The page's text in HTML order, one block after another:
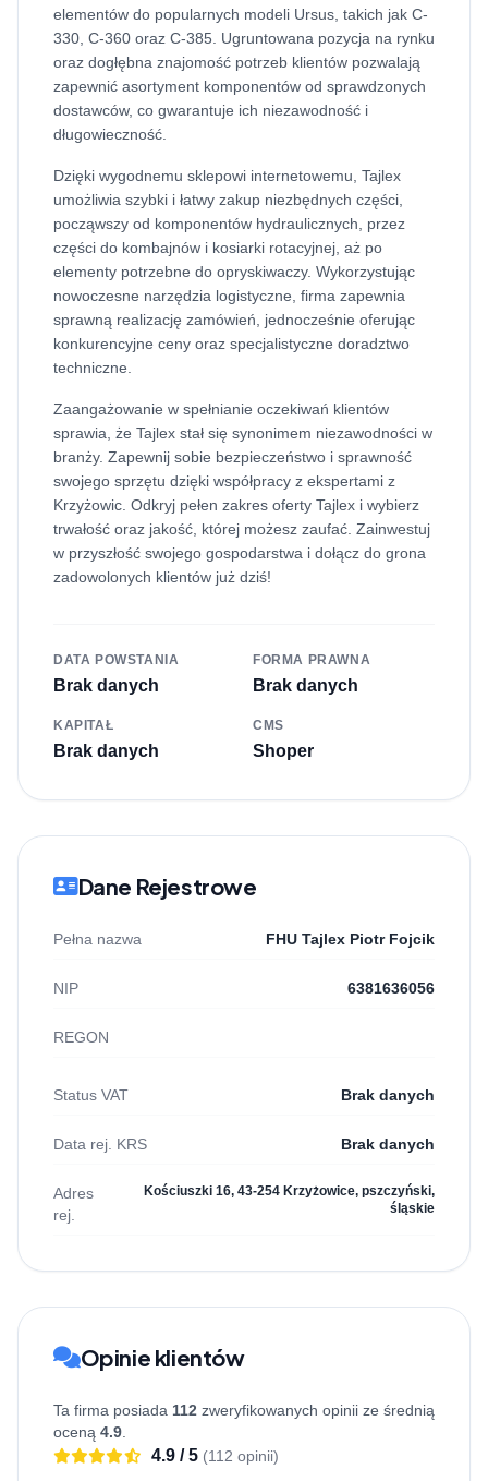
elementów do popularnych modeli Ursus, takich jak C-
330, C-360 oraz C-385. Ugruntowana pozycja na rynku
oraz dogłębna znajomość potrzeb klientów pozwalają
zapewnić asortyment komponentów od sprawdzonych
dostawców, co gwarantuje ich niezawodność i
długowieczność.
Dzięki wygodnemu sklepowi internetowemu, Tajlex
umożliwia szybki i łatwy zakup niezbędnych części,
począwszy od komponentów hydraulicznych, przez
części do kombajnów i kosiarki rotacyjnej, aż po
elementy potrzebne do opryskiwaczy. Wykorzystując
nowoczesne narzędzia logistyczne, firma zapewnia
sprawną realizację zamówień, jednocześnie oferując
konkurencyjne ceny oraz specjalistyczne doradztwo
techniczne.
Zaangażowanie w spełnianie oczekiwań klientów
sprawia, że Tajlex stał się synonimem niezawodności w
branży. Zapewnij sobie bezpieczeństwo i sprawność
swojego sprzętu dzięki współpracy z ekspertami z
Krzyżowic. Odkryj pełen zakres oferty Tajlex i wybierz
trwałość oraz jakość, której możesz zaufać. Zainwestuj
w przyszłość swojego gospodarstwa i dołącz do grona
zadowolonych klientów już dziś!
DATA POWSTANIA
Brak danych
FORMA PRAWNA
Brak danych
KAPITAŁ
Brak danych
CMS
Shoper
Dane Rejestrowe
Pełna nazwa FHU Tajlex Piotr Fojcik
NIP 6381636056
REGON
Status VAT Brak danych
Data rej. KRS Brak danych
Adres
rej.
Kościuszki 16, 43-254 Krzyżowice, pszczyński,
śląskie
Opinie klientów
Ta firma posiada 112 zweryfikowanych opinii ze średnią
oceną 4.9
4.9 / 5 (112 opinii)